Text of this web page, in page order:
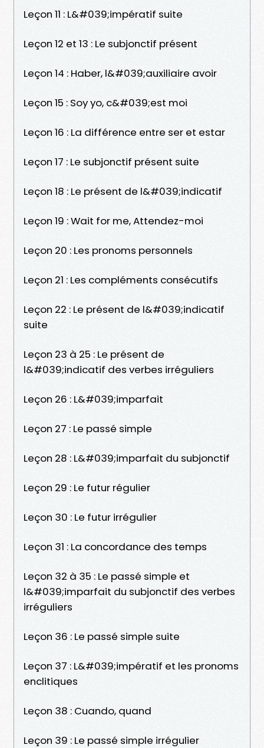
Leçon 11 : L&#039;impératif suite
Leçon 12 et 13 : Le subjonctif présent
Leçon 14 : Haber, l&#039;auxiliaire avoir
Leçon 15 : Soy yo, c&#039;est moi
Leçon 16 : La différence entre ser et estar
Leçon 17 : Le subjonctif présent suite
Leçon 18 : Le présent de l&#039;indicatif
Leçon 19 : Wait for me, Attendez-moi
Leçon 20 : Les pronoms personnels
Leçon 21 : Les compléments consécutifs
Leçon 22 : Le présent de l&#039;indicatif
suite
Leçon 23 à 25 : Le présent de
l&#039;indicatif des verbes irréguliers
Leçon 26 : L&#039;imparfait
Leçon 27 : Le passé simple
Leçon 28 : L&#039;imparfait du subjonctif
Leçon 29 : Le futur régulier
Leçon 30 : Le futur irrégulier
Leçon 31 : La concordance des temps
Leçon 32 à 35 : Le passé simple et
l&#039;imparfait du subjonctif des verbes
irréguliers
Leçon 36 : Le passé simple suite
Leçon 37 : L&#039;impératif et les pronoms
enclitiques
Leçon 38 : Cuando, quand
Leçon 39 : Le passé simple irrégulier